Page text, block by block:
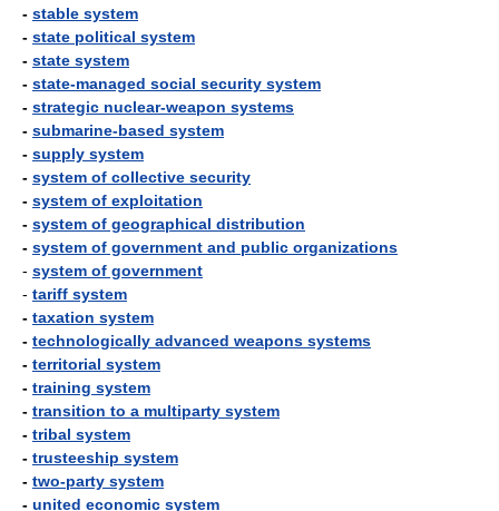
- stable system
- state political system
- state system
- state-managed social security system
- strategic nuclear-weapon systems
- submarine-based system
- supply system
- system of collective security
- system of exploitation
- system of geographical distribution
- system of government and public organizations
- system of government
- tariff system
- taxation system
- technologically advanced weapons systems
- territorial system
- training system
- transition to a multiparty system
- tribal system
- trusteeship system
- two-party system
- united economic system